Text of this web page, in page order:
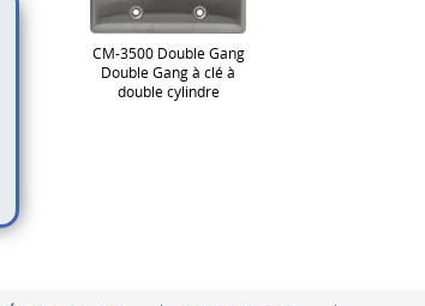
CM-3500 Double Gang
Double Gang à clé à
double cylindre